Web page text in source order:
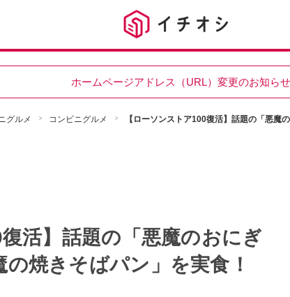
ホームページアドレス（URL）変更のお知らせ
グルメ コンビニグルメ 【ローソンストア100復活】話題の「悪魔
活】話題の「悪魔のおにぎ
焼きそばパン」を実食！